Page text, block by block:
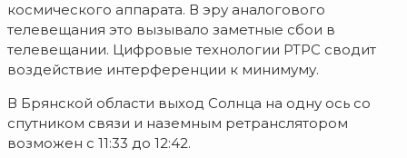
космического аппарата. В эру аналогового
телевещания это вызывало заметные сбои в
телевещании. Цифровые технологии РТРС сводит
воздействие интерференции к минимуму.
В Брянской области выход Солнца на одну ось со
спутником связи и наземным ретранслятором
возможен с 11:33 до 12:42.